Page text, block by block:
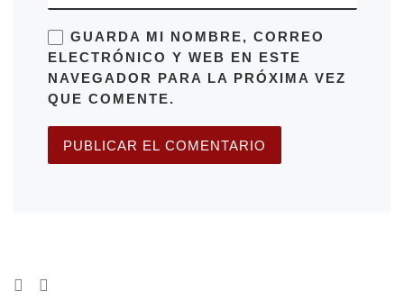
GUARDA MI NOMBRE, CORREO
ELECTRÓNICO Y WEB EN ESTE
NAVEGADOR PARA LA PRÓXIMA VEZ
QUE COMENTE.